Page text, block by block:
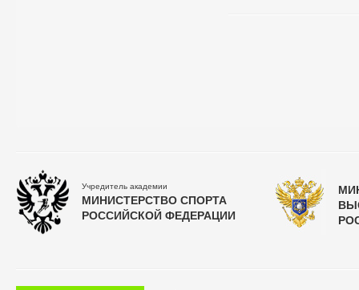
Учредитель академии
МИНИСТЕРСТВО СПОРТА
РОССИЙСКОЙ ФЕДЕРАЦИИ